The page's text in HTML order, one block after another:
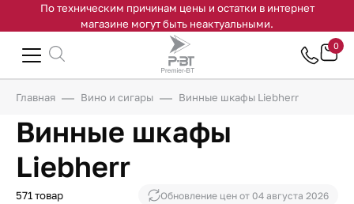
По техническим причинам цены и остатки в интернет
магазине могут быть неактуальными.
0
Главная Вино и сигары Винные шкафы Liebherr
Винные шкафы
Liebherr
571 товар Обновление цен от 04 августа 2026